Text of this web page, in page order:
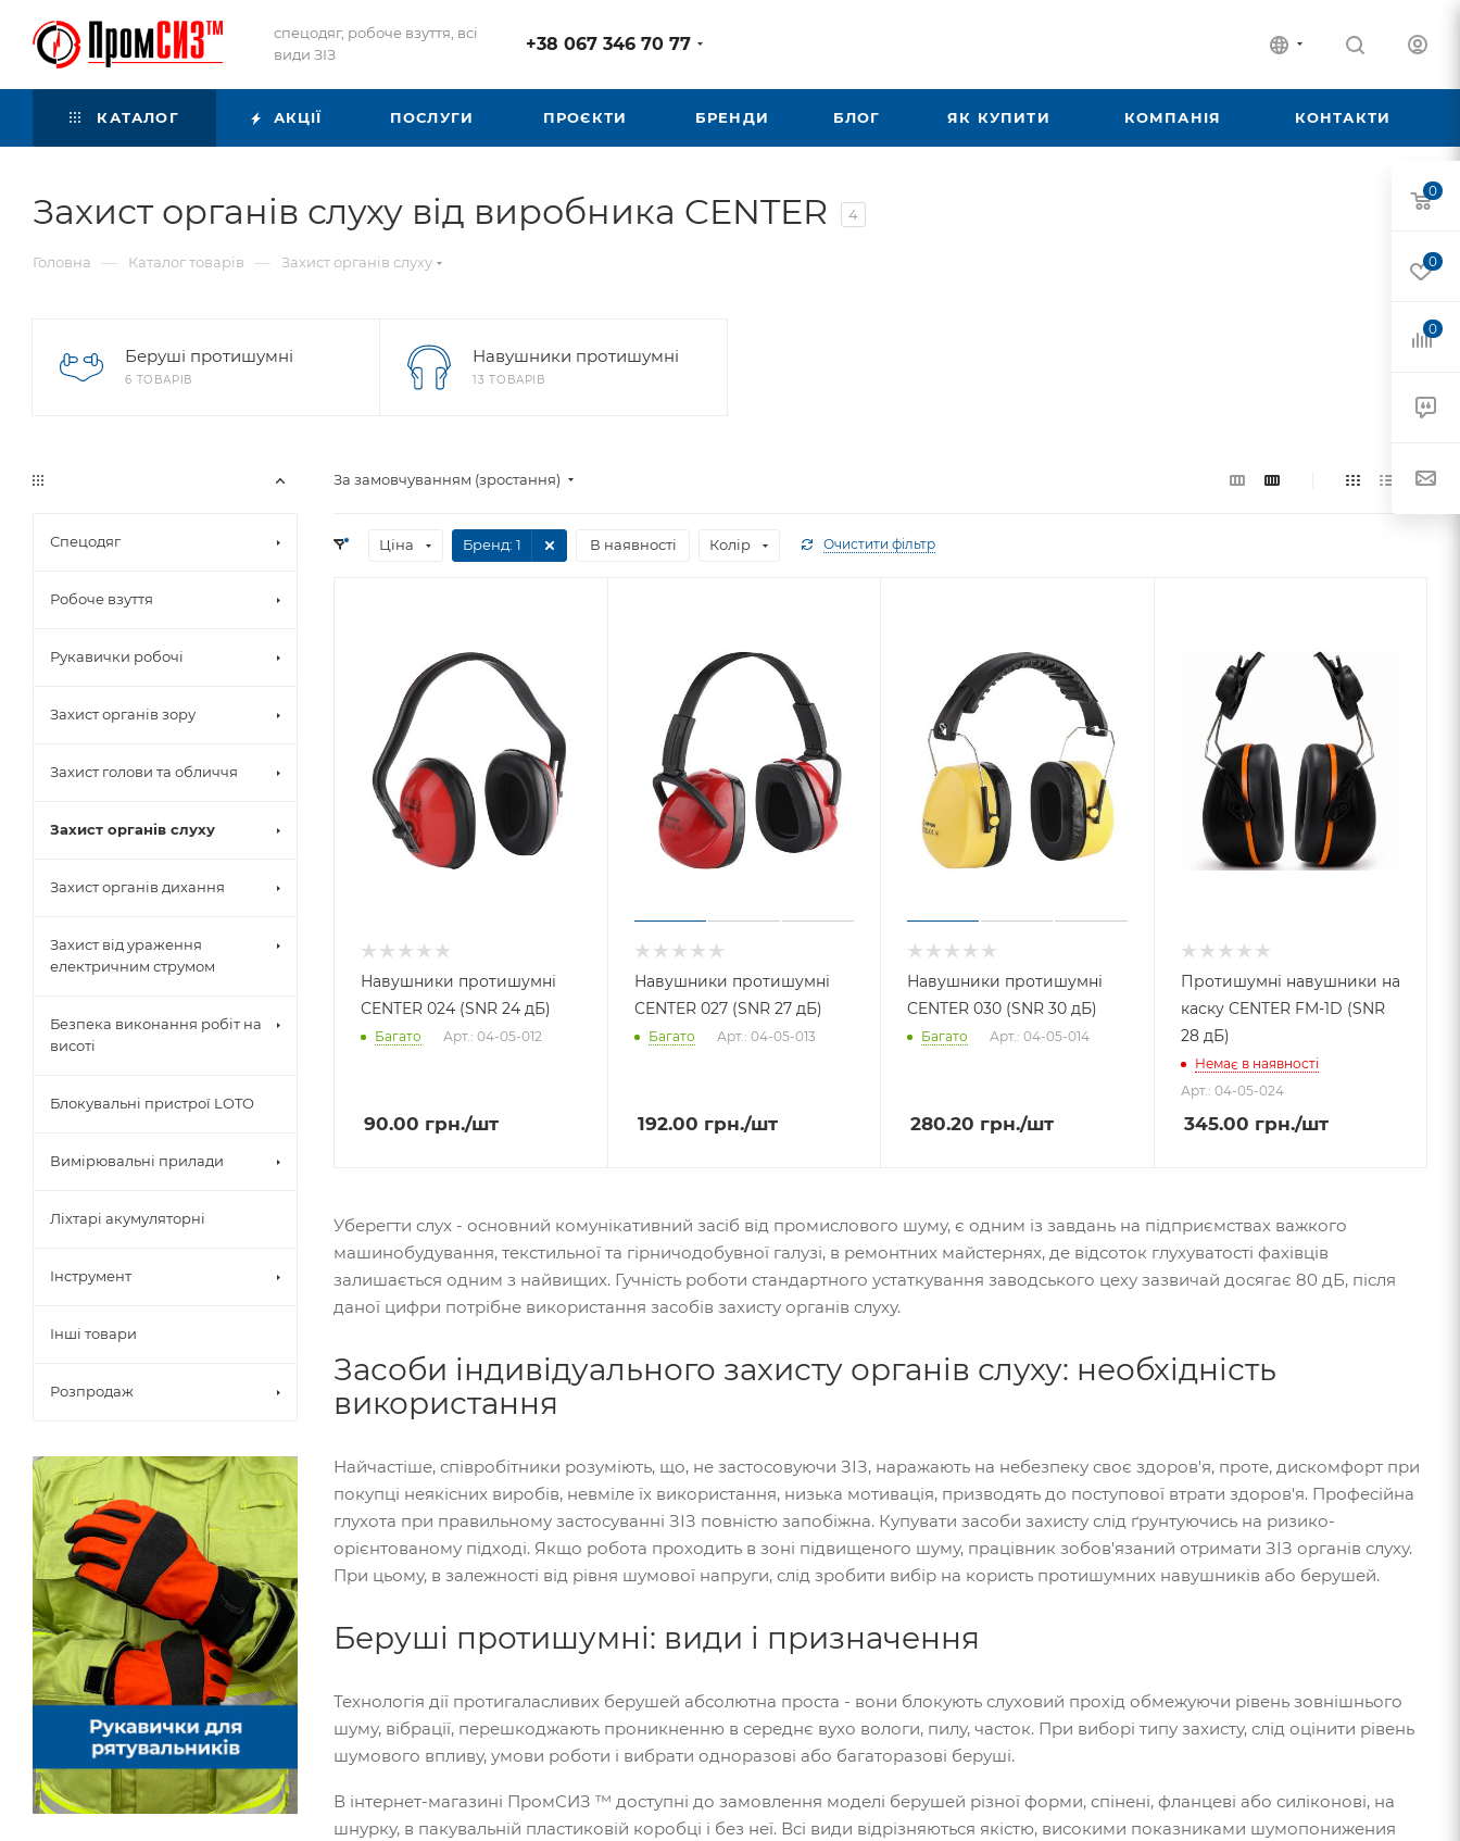
спецодяг, робоче взуття, всі
види ЗІЗ
+38 067 346 70 77
КАТАЛОГ АКЦІЇ ПОСЛУГИ ПРОЄКТИ БРЕНДИ БЛОГ ЯК КУПИТИ КОМПАНІЯ КОНТАКТИ
Захист органів слуху від виробника CENTER 4
Головна — Каталог товарів — Захист органів слуху
Беруші протишумні
6 ТОВАРІВ
Навушники протишумні
13 ТОВАРІВ
За замовчуванням (зростання)
Ціна Бренд: 1 В наявності Колір Очистити фільтр
Навушники протишумні
CENTER 024 (SNR 24 дБ)
Багато Арт.: 04-05-012
90.00 грн./шт
Навушники протишумні
CENTER 027 (SNR 27 дБ)
Багато Арт.: 04-05-013
192.00 грн./шт
Навушники протишумні
CENTER 030 (SNR 30 дБ)
Багато Арт.: 04-05-014
280.20 грн./шт
Протишумні навушники на
каску CENTER FM-1D (SNR
28 дБ)
Немає в наявності
Арт.: 04-05-024
345.00 грн./шт
Уберегти слух - основний комунікативний засіб від промислового шуму, є одним із завдань на підприємствах важкого
машинобудування, текстильної та гірничодобувної галузі, в ремонтних майстернях, де відсоток глухуватості фахівців
залишається одним з найвищих. Гучність роботи стандартного устаткування заводського цеху зазвичай досягає 80 дБ, після
даної цифри потрібне використання засобів захисту органів слуху.
Засоби індивідуального захисту органів слуху: необхідність
використання
Найчастіше, співробітники розуміють, що, не застосовуючи ЗІЗ, наражають на небезпеку своє здоров'я, проте, дискомфорт при
покупці неякісних виробів, невміле їх використання, низька мотивація, призводять до поступової втрати здоров'я. Професійна
глухота при правильному застосуванні ЗІЗ повністю запобіжна. Купувати засоби захисту слід ґрунтуючись на ризико-
орієнтованому підході. Якщо робота проходить в зоні підвищеного шуму, працівник зобов'язаний отримати ЗІЗ органів слуху.
При цьому, в залежності від рівня шумової напруги, слід зробити вибір на користь протишумних навушників або берушей.
Беруші протишумні: види і призначення
Технологія дії протигаласливих берушей абсолютна проста - вони блокують слуховий прохід обмежуючи рівень зовнішнього
шуму, вібрації, перешкоджають проникненню в середнє вухо вологи, пилу, часток. При виборі типу захисту, слід оцінити рівень
шумового впливу, умови роботи і вибрати одноразові або багаторазові беруші.
В інтернет-магазині ПромСИЗ ™ доступні до замовлення моделі берушей різної форми, спінені, фланцеві або силіконові, на
шнурку, в пакувальній пластиковій коробці і без неї. Всі види відрізняються якістю, високими показниками шумопонижения
Спецодяг
Робоче взуття
Рукавички робочі
Захист органів зору
Захист голови та обличчя
Захист органів слуху
Захист органів дихання
Захист від ураження
електричним струмом
Безпека виконання робіт на
висоті
Блокувальні пристрої LOTO
Вимірювальні прилади
Ліхтарі акумуляторні
Інструмент
Інші товари
Розпродаж
0
0
0